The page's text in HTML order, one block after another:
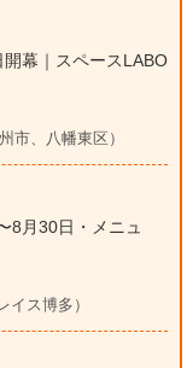
幕｜スペースLABO
市、八幡東区）
8月30日・メニュ
ス博多）